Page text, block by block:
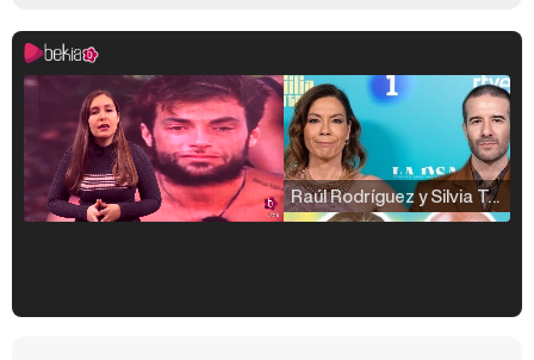
Raúl Rodríguez y Silvia Taulés nos cuentan su papel en 'La familia de la tele'